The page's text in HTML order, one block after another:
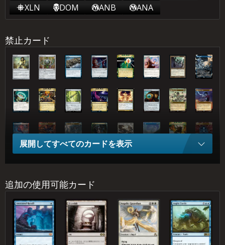
XLN
DOM ANB ANA
禁止カード
虚(こ)空(くう)の杯(さかずき)
金(きん)属(ぞく)モックス
洗(あら)い落(お)とし真(しん)髄(ずい)の針(はり)
チャネル ドラニスの判事ファイレクシアの破(は)棄(
マナ吸(きゅう
ルーンの光(こう)輪(りん)悪(あく)魔(ま)の教(きょう)示(じ)者(しゃ)
攪(かく)乱(らん)のフルート
汚(よご)れた契(けい)約(やく)
翻(ほん)弄(ろう)する魔(ま)道(どう)士(し)
魔(ま)術(じゅつ)遠(とお)眼鏡(めがね)
ぼやかす薄(うす)霧(ぎり)
偏(へん)向(こ
呪(じゅ)文(もん)追(お)い、ルーツリー
完(かん)璧(ぺき)な策(さく)略(りゃく)
激(げき)情(じょう)の後(こう)見(けん)
王(おう)冠(かん)泥(どろ)棒(ぼう)、オーコ
ギデオンの介(かい)入(にゅう)
緻(ち)密(みつ)自(し)然(ぜん)の秩(ちつ)序
致(ち)命(めい
古(いにし)えの墳(ふん)墓(ぼ)
死(し)者(しゃ)の原(げん)野(や)
露(ろ)天(てん)鉱(こう)床(しょう)
展開してすべてのカードを表示
追加の使用可能カード
祖(そ)先(せん)の回(かい)想(そう)古(いにし)えの墳(ふん)墓(ぼ)天(てん)使(し)の守(しゅ)護(ご)者(しゃ)
釣(つ)り亀(がめ)